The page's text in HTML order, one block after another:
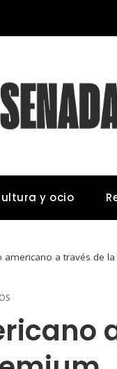
y ocio
americano a través de